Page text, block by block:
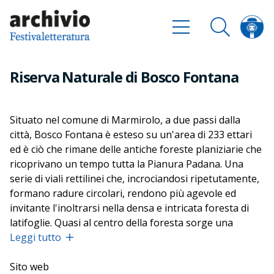
Riserva Naturale di Bosco Fontana
Situato nel comune di Marmirolo, a due passi dalla
città, Bosco Fontana è esteso su un'area di 233 ettari
ed è ciò che rimane delle antiche foreste planiziarie che
ricoprivano un tempo tutta la Pianura Padana. Una
serie di viali rettilinei che, incrociandosi ripetutamente,
formano radure circolari, rendono più agevole ed
invitante l'inoltrarsi nella densa e intricata foresta di
latifoglie. Quasi al centro della foresta sorge una
palazzina seicentesca, fatta costruire da Vincenzo I,
risorgiva che dà il nome al bosco: la «Fontana», la cui
Leggi tutto
Sito web